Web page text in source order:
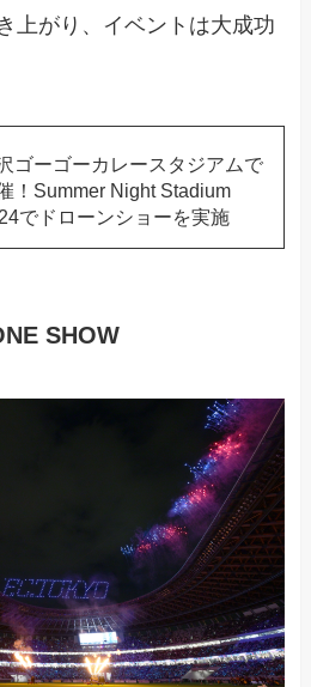
上がり、イベントは大成功
ゴーゴーカレースタジアムで
！Summer Night Stadium
でドローンショーを実施
SHOW